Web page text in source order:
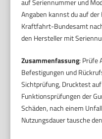
auf Seriennummer und
Angaben kannst du auf
Kraftfahrt-Bundesamt
den Hersteller mit
Zusammenfassung: Prüfe
Befestigungen und
Sichtprüfung, Drucktest
Funktionsprüfungen der
Schäden, nach einem
Nutzungsdauer tausche